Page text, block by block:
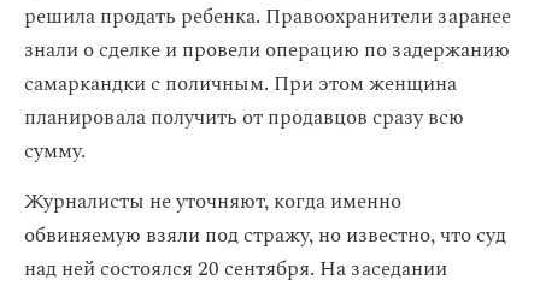
решила продать ребенка. Правоохранители заранее
знали о сделке и провели операцию по задержанию
самаркандки с поличным. При этом женщина
планировала получить от продавцов сразу всю
сумму.
Журналисты не уточняют, когда именно
обвиняемую взяли под стражу, но известно, что суд
над ней состоялся 20 сентября. На заседании